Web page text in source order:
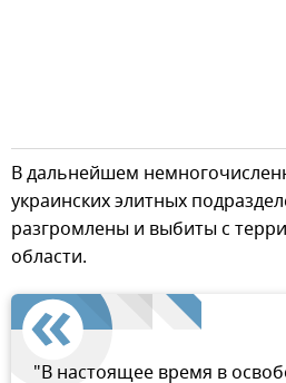
В дальнейшем
украинских элитных
разгромлены и выбиты с
области.
"В настоящее время в